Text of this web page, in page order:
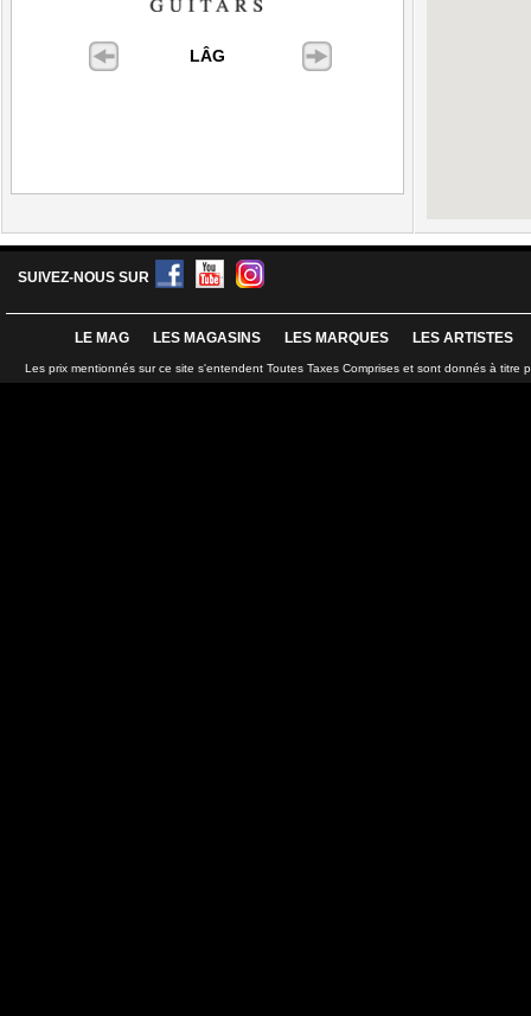
LÂG
SUIVEZ-NOUS SUR
LE MAG LES MAGASINS LES MARQUES LES ARTISTES
Les prix mentionnés sur ce site s'entendent Toutes Taxes Comprises et sont donnés à